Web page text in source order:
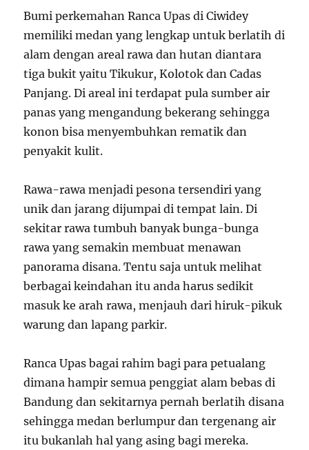
Bumi perkemahan Ranca Upas di Ciwidey
memiliki medan yang lengkap untuk berlatih di
alam dengan areal rawa dan hutan diantara
tiga bukit yaitu Tikukur, Kolotok dan Cadas
Panjang. Di areal ini terdapat pula sumber air
panas yang mengandung bekerang sehingga
konon bisa menyembuhkan rematik dan
penyakit kulit.
Rawa-rawa menjadi pesona tersendiri yang
unik dan jarang dijumpai di tempat lain. Di
sekitar rawa tumbuh banyak bunga-bunga
rawa yang semakin membuat menawan
panorama disana. Tentu saja untuk melihat
berbagai keindahan itu anda harus sedikit
masuk ke arah rawa, menjauh dari hiruk-pikuk
warung dan lapang parkir.
Ranca Upas bagai rahim bagi para petualang
dimana hampir semua penggiat alam bebas di
Bandung dan sekitarnya pernah berlatih disana
sehingga medan berlumpur dan tergenang air
itu bukanlah hal yang asing bagi mereka.